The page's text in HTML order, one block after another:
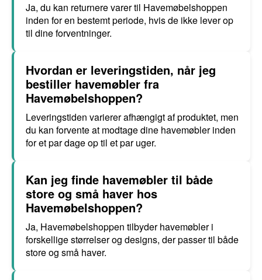
Ja, du kan returnere varer til Havemøbelshoppen
inden for en bestemt periode, hvis de ikke lever op
til dine forventninger.
Hvordan er leveringstiden, når jeg
bestiller havemøbler fra
Havemøbelshoppen?
Leveringstiden varierer afhængigt af produktet, men
du kan forvente at modtage dine havemøbler inden
for et par dage op til et par uger.
Kan jeg finde havemøbler til både
store og små haver hos
Havemøbelshoppen?
Ja, Havemøbelshoppen tilbyder havemøbler i
forskellige størrelser og designs, der passer til både
store og små haver.